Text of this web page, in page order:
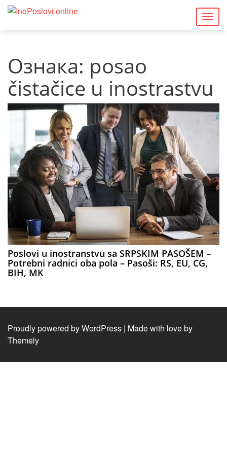
Ознака: posao
čistačice u inostrastvu
Poslovi u inostranstvu sa SRPSKIM PASOŠEM –
Potrebni radnici oba pola – Pasoši: RS, EU, CG,
BIH, MK
Proudly powered by WordPress | Made with love by
Themely